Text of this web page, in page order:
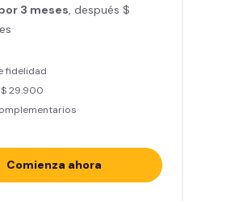
3 meses , después $
fidelidad
29.900
Comienza ahora